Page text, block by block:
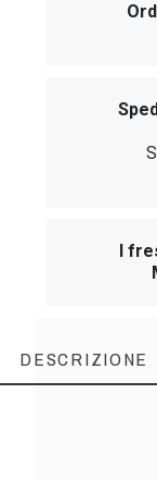
I
DESCRIZIONE